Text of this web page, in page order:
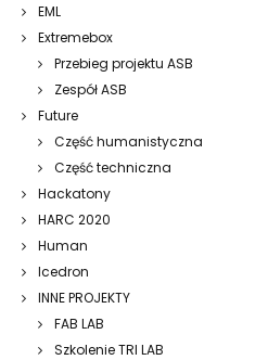
EML
Extremebox
Przebieg projektu ASB
Zespół ASB
Future
Część humanistyczna
Część techniczna
Hackatony
HARC 2020
Human
Icedron
INNE PROJEKTY
FAB LAB
Szkolenie TRI LAB